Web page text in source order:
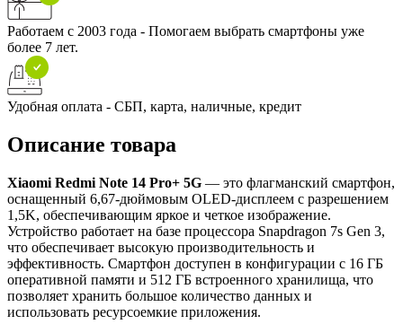
Работаем с 2003 года - Помогаем выбрать смартфоны уже
более 7 лет.
Удобная оплата - СБП, карта, наличные, кредит
Описание товара
Xiaomi Redmi Note 14 Pro+ 5G — это флагманский смартфон,
оснащенный 6,67-дюймовым OLED-дисплеем с разрешением
1,5K, обеспечивающим яркое и четкое изображение.
Устройство работает на базе процессора Snapdragon 7s Gen 3,
что обеспечивает высокую производительность и
эффективность. Смартфон доступен в конфигурации с 16 ГБ
оперативной памяти и 512 ГБ встроенного хранилища, что
позволяет хранить большое количество данных и
использовать ресурсоемкие приложения.